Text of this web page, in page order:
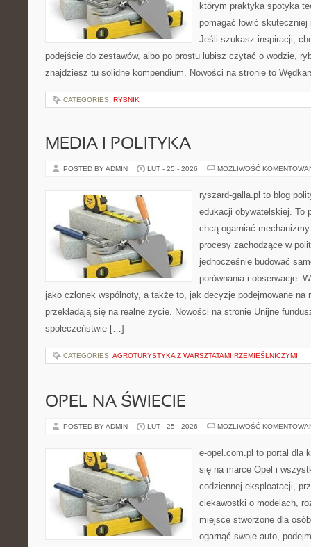
którym praktyka spotyka
pomagać łowić
Jeśli szukasz inspiracji,
podejście do zestawów, albo po prostu lubisz czytać o wodzie,
znajdziesz tu solidne kompendium. Nowości na stronie to
CATEGORIES: RYBNIK
MEDIA I POLITYKA
POSTED BY ADMIN LUT - 25 - 2026 MOŻLIWOŚĆ
ryszard-galla.pl to blog
edukacji obywatelskiej. To
chcą ogarniać
procesy zachodzące w
jednocześnie budować
porównania i obserwacje.
jako członek wspólnoty, a także to, jak decyzje podejmowane na
przekładają się na realne życie. Nowości na stronie Unijne
społeczeństwie […]
CATEGORIES: AGROTURYSTYKA Z WARSZTATAMI RZEMIEŚLNICZYMI
OPEL NA ŚWIECIE
POSTED BY ADMIN LUT - 25 - 2026 MOŻLIWOŚĆ
e-opel.com.pl to portal dla
się na marce Opel i
codziennej eksploatacji,
ciekawostki o modelach,
miejsce stworzone dla
ogarnąć swoje auto,